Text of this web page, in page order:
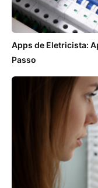
Apps de Eletricista:
Passo